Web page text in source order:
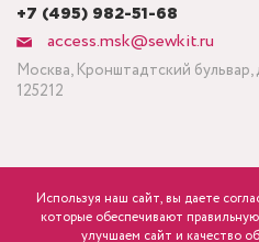
+7 (495) 982-51-68
access.msk@sewkit.ru
Москва, Кронштадтский
125212
Используя наш сайт, вы даете
которые обеспечивают
улучшаем сайт и качество